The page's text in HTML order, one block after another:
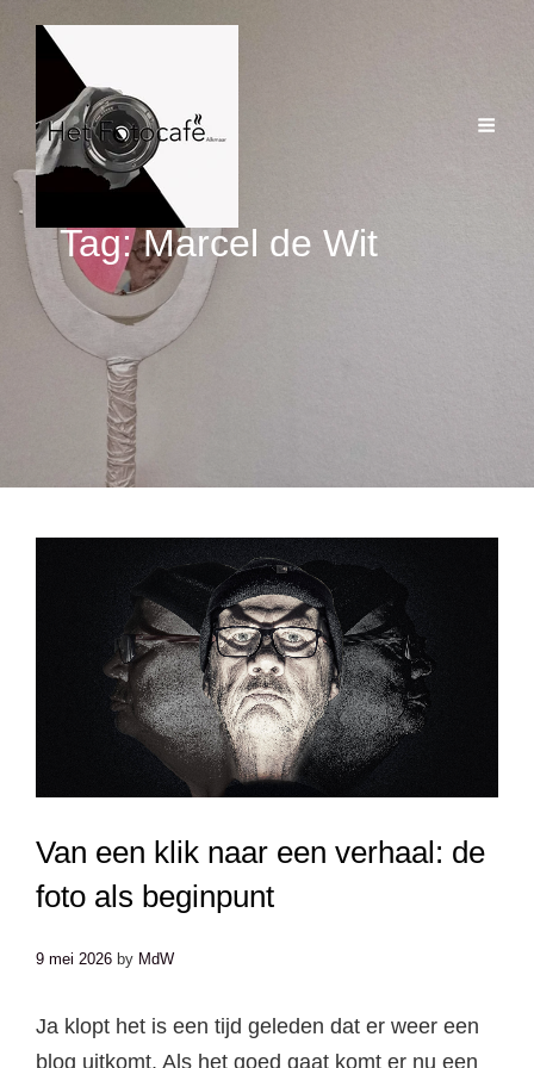
Tag:Marcel de Wit
Van een klik naar een verhaal: de
foto als beginpunt
9 mei 2026 by MdW
Ja klopt het is een tijd geleden dat er weer een
blog uitkomt. Als het goed gaat komt er nu een